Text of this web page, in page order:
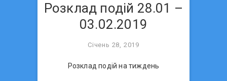
Розклад подій 28.01 –
03.02.2019
Січень 28, 2019
Розклад подій на тиждень